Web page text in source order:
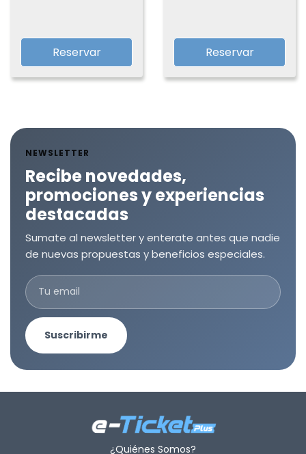
Reservar Reservar
NEWSLETTER
Recibe novedades,
promociones y experiencias
destacadas
Sumate al newsletter y enterate antes que nadie
de nuevas propuestas y beneficios especiales.
Suscribirme
¿Quiénes Somos?